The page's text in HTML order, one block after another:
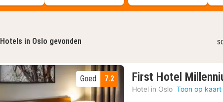
Hotels in Oslo gevonden
7.2
Goed First Hotel
Hotel in Oslo Toon op kaart